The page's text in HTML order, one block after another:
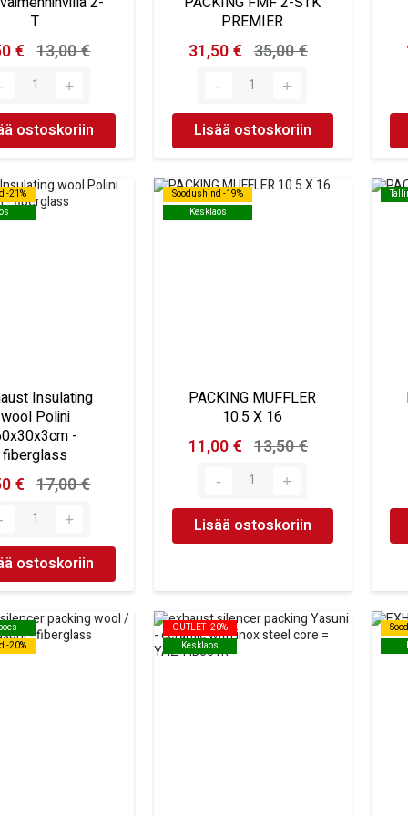
T
€ 13,00 €
ostoskoriin
PREMIER
31,50 € 35,00 €
Lisää ostoskoriin
-21%
-21%
Insulating
wool Polini
-
fiberglass
€ 17,00 €
ostoskoriin
Soodushind -19%
Kesklaos
Soodushind -19%
Kesklaos
PACKING MUFFLER
10.5 X 16
11,00 € 13,50 €
Lisää ostoskoriin
-20%
-20%
OUTLET -20%
Kesklaos
OUTLET -20%
Kesklaos